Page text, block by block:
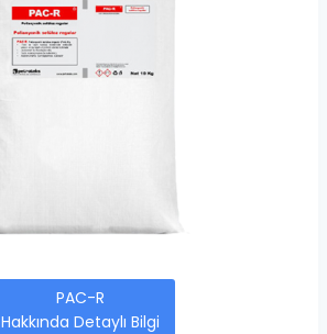
PAC-R
Hakkında Detaylı Bilgi